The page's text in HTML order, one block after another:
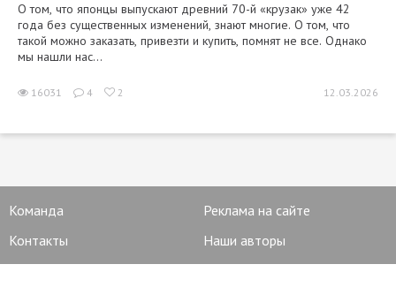
О том, что японцы выпускают древний 70-й «крузак» уже 42
года без существенных изменений, знают многие. О том, что
такой можно заказать, привезти и купить, помнят не все. Однако
мы нашли нас...
16031 4 2 12.03.2026
Команда
Реклама на сайте
Контакты
Наши авторы